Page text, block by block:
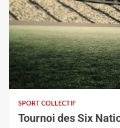
SPORT COLLECTIF
Tournoi des Six